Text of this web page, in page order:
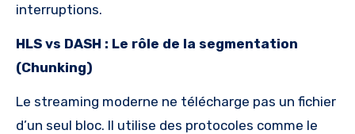
interruptions.
HLS vs DASH : Le rôle de la segmentation
(Chunking)
Le streaming moderne ne télécharge pas un fichier
d’un seul bloc. Il utilise des protocoles comme le